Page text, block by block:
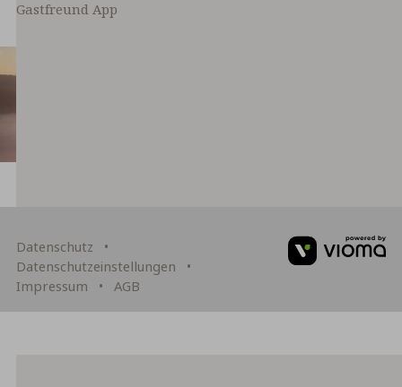
Gastfreund App
Datenschutz
Datenschutzeinstellungen
Impressum
AGB